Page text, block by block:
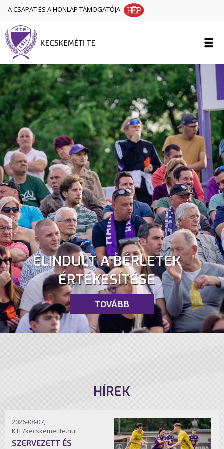
A CSAPAT ÉS A HONLAP TÁMOGATÓJA:
ELINDULT A BÉRLETEK
ÉRTÉKESÍTÉSE
TOVÁBB
HÍREK
2026-08-07,
KTE/kecskemetite.hu
SZERVEZETT ÉS